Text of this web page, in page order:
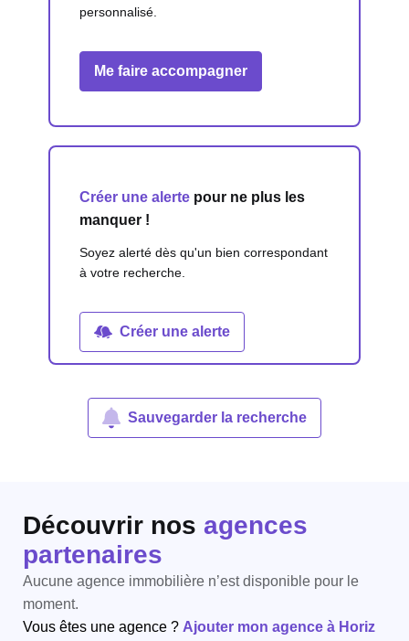
personnalisé.
Me faire accompagner
Créer une alerte pour ne plus les
manquer !
Soyez alerté dès qu'un bien correspondant
à votre recherche.
Créer une alerte
Sauvegarder la recherche
Découvrir nos agences
partenaires
Aucune agence immobilière n’est disponible pour le
moment.
Vous êtes une agence ? Ajouter mon agence à Horiz